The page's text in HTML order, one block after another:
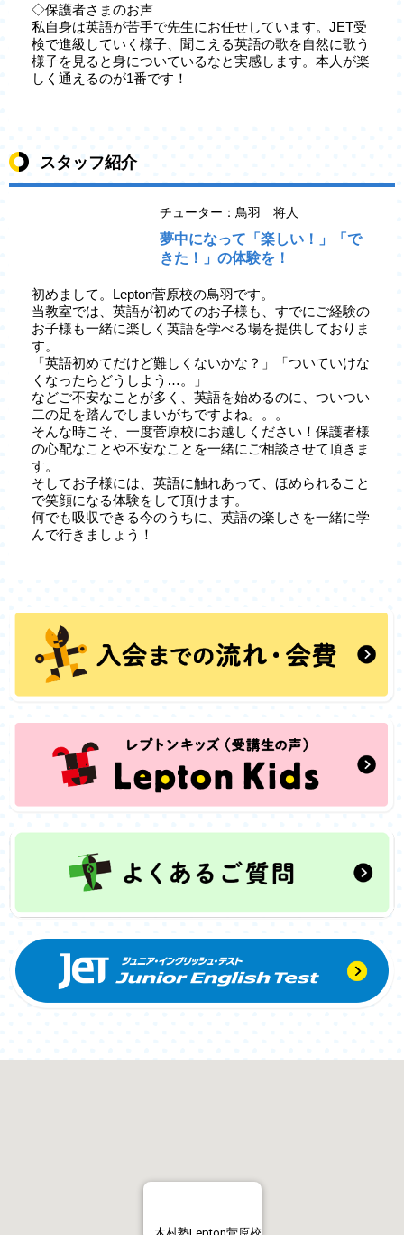
◇保護者さまのお声
私自身は英語が苦手で先生にお任せしています。JET受
検で進級していく様子、聞こえる英語の歌を自然に歌う
様子を見ると身についているなと実感します。本人が楽
しく通えるのが1番です！
スタッフ紹介
チューター：鳥羽 将人
夢中になって「楽しい！」「で
きた！」の体験を！
初めまして。Lepton菅原校の鳥羽です。
当教室では、英語が初めてのお子様も、すでにご経験の
お子様も一緒に楽しく英語を学べる場を提供しておりま
す。
「英語初めてだけど難しくないかな？」「ついていけな
くなったらどうしよう…。」
などご不安なことが多く、英語を始めるのに、ついつい
二の足を踏んでしまいがちですよね。。。
そんな時こそ、一度菅原校にお越しください！保護者様
の心配なことや不安なことを一緒にご相談させて頂きま
す。
そしてお子様には、英語に触れあって、ほめられること
で笑顔になる体験をして頂けます。
何でも吸収できる今のうちに、英語の楽しさを一緒に学
んで行きましょう！